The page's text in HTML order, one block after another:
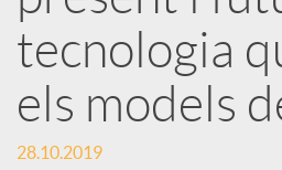
a
d
tecnologia
els models
28.10.2019